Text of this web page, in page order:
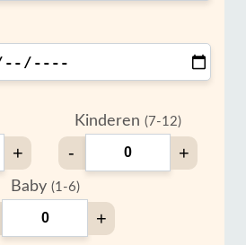
+
Kinderen (7-12)
- +
Baby (1-6)
+